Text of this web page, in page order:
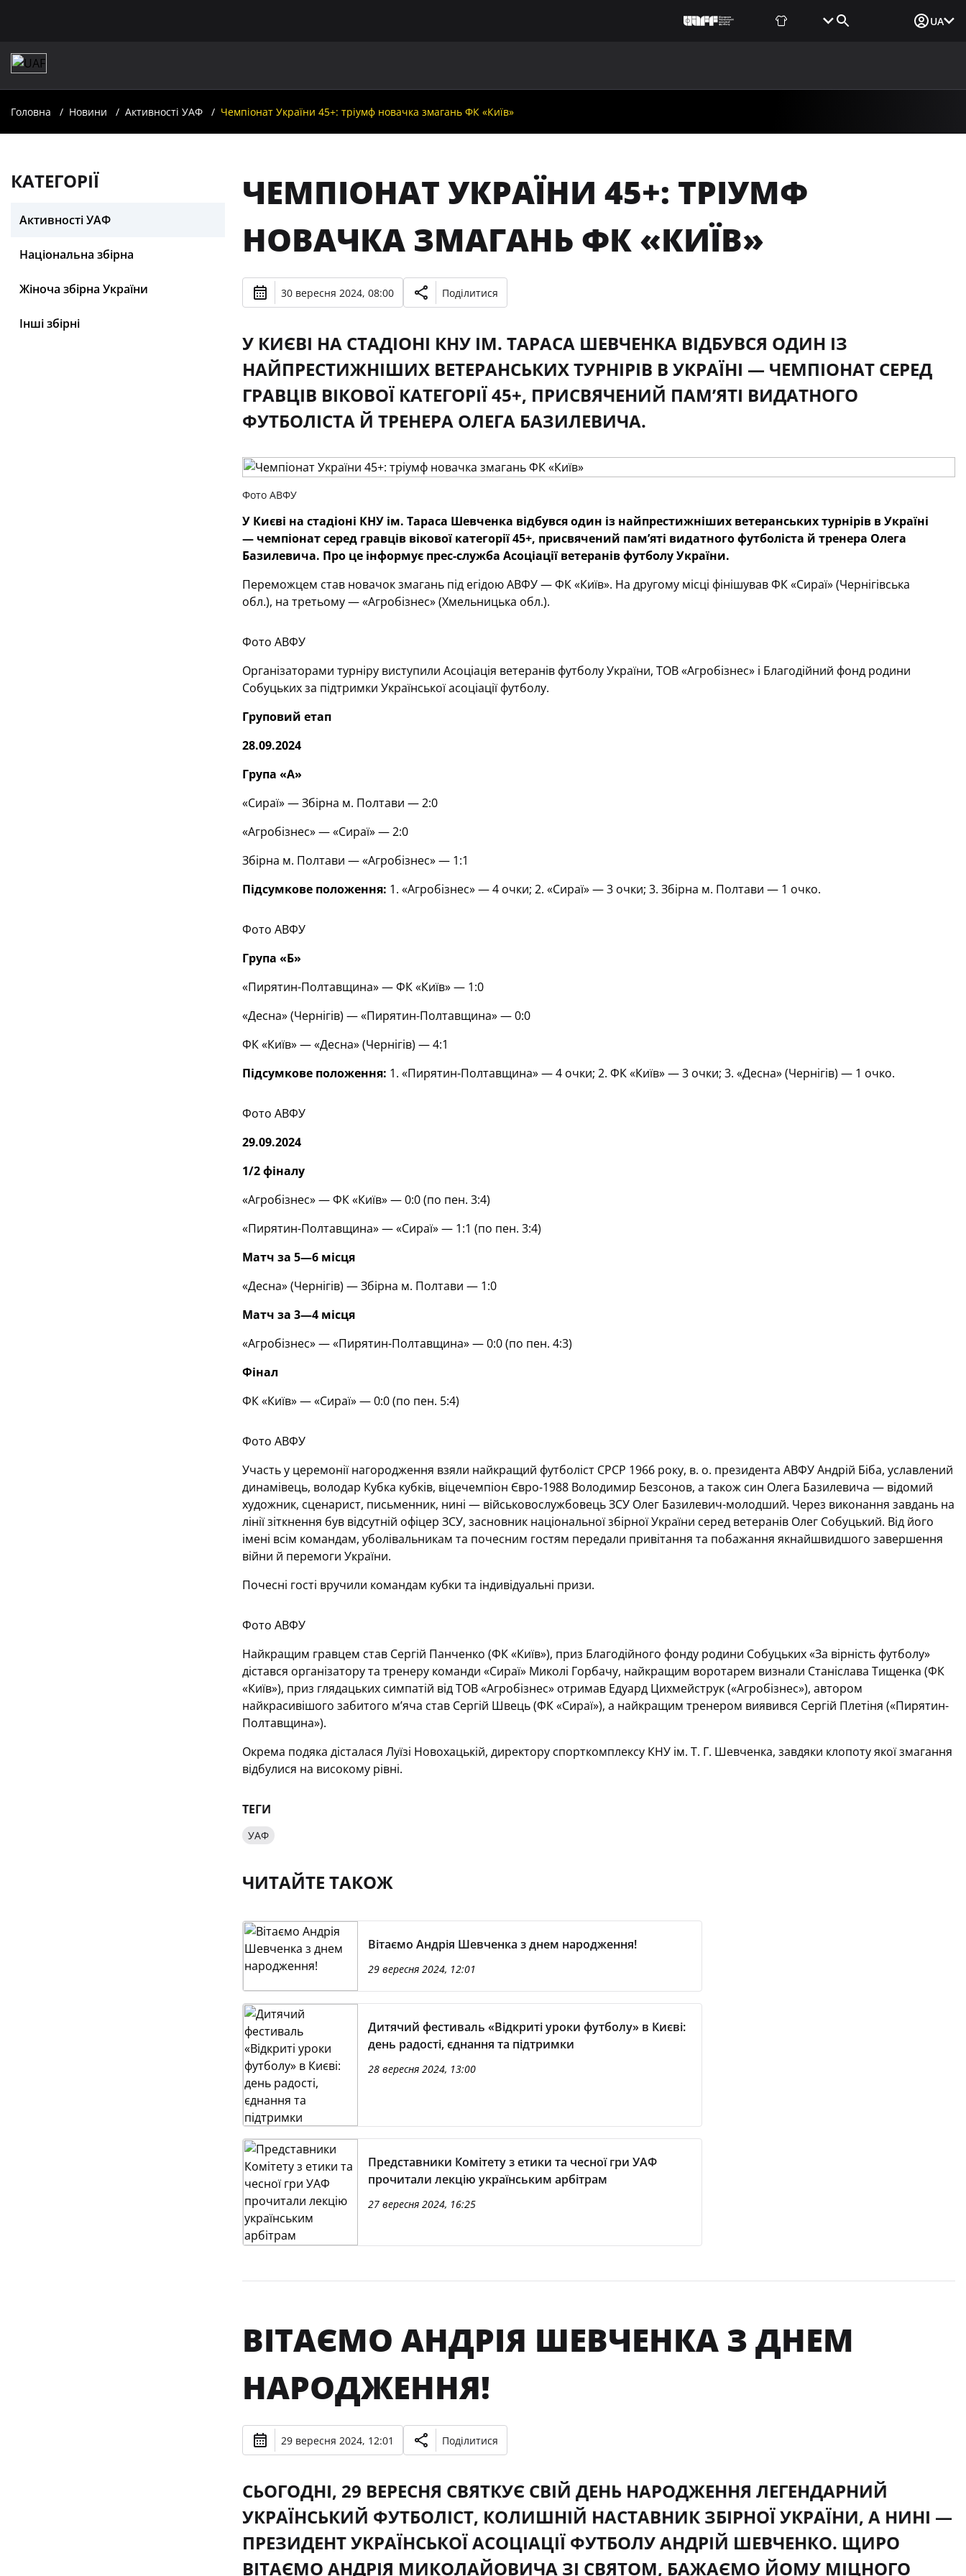
UA
Головна Новини Активності УАФ Чемпіонат України 45+: тріумф новачка змагань ФК «Київ»
КАТЕГОРІЇ
Активності УАФ
Національна збірна
Жіноча збірна України
Інші збірні
ЧЕМПІОНАТ УКРАЇНИ 45+: ТРІУМФ
НОВАЧКА ЗМАГАНЬ ФК «КИЇВ»
30 вересня 2024, 08:00 Поділитися
У КИЄВІ НА СТАДІОНІ КНУ ІМ. ТАРАСА ШЕВЧЕНКА ВІДБУВСЯ ОДИН ІЗ
НАЙПРЕСТИЖНІШИХ ВЕТЕРАНСЬКИХ ТУРНІРІВ В УКРАЇНІ — ЧЕМПІОНАТ СЕРЕД
ГРАВЦІВ ВІКОВОЇ КАТЕГОРІЇ 45+, ПРИСВЯЧЕНИЙ ПАМ’ЯТІ ВИДАТНОГО
ФУТБОЛІСТА Й ТРЕНЕРА ОЛЕГА БАЗИЛЕВИЧА.
Фото АВФУ
У Києві на стадіоні КНУ ім. Тараса Шевченка відбувся один із найпрестижніших ветеранських турнірів в Україні
— чемпіонат серед гравців вікової категорії 45+, присвячений пам’яті видатного футболіста й тренера Олега
Базилевича. Про це інформує прес-служба Асоціації ветеранів футболу України.
Переможцем став новачок змагань під егідою АВФУ — ФК «Київ». На другому місці фінішував ФК «Сираї» (Чернігівська
обл.), на третьому — «Агробізнес» (Хмельницька обл.).
Фото АВФУ
Організаторами турніру виступили Асоціація ветеранів футболу України, ТОВ «Агробізнес» і Благодійний фонд родини
Собуцьких за підтримки Української асоціації футболу.
Груповий етап
28.09.2024
Група «А»
«Сираї» — Збірна м. Полтави — 2:0
«Агробізнес» — «Сираї» — 2:0
Збірна м. Полтави — «Агробізнес» — 1:1
Підсумкове положення: 1. «Агробізнес» — 4 очки; 2. «Сираї» — 3 очки; 3. Збірна м. Полтави — 1 очко.
Фото АВФУ
Група «Б»
«Пирятин-Полтавщина» — ФК «Київ» — 1:0
«Десна» (Чернігів) — «Пирятин-Полтавщина» — 0:0
ФК «Київ» — «Десна» (Чернігів) — 4:1
Підсумкове положення: 1. «Пирятин-Полтавщина» — 4 очки; 2. ФК «Київ» — 3 очки; 3. «Десна» (Чернігів) — 1 очко.
Фото АВФУ
29.09.2024
1/2 фіналу
«Агробізнес» — ФК «Київ» — 0:0 (по пен. 3:4)
«Пирятин-Полтавщина» — «Сираї» — 1:1 (по пен. 3:4)
Матч за 5—6 місця
«Десна» (Чернігів) — Збірна м. Полтави — 1:0
Матч за 3—4 місця
«Агробізнес» — «Пирятин-Полтавщина» — 0:0 (по пен. 4:3)
Фінал
ФК «Київ» — «Сираї» — 0:0 (по пен. 5:4)
Фото АВФУ
Участь у церемонії нагородження взяли найкращий футболіст СРСР 1966 року, в. о. президента АВФУ Андрій Біба, уславлений
динамівець, володар Кубка кубків, віцечемпіон Євро-1988 Володимир Безсонов, а також син Олега Базилевича — відомий
художник, сценарист, письменник, нині — військовослужбовець ЗСУ Олег Базилевич-молодший. Через виконання завдань на
лінії зіткнення був відсутній офіцер ЗСУ, засновник національної збірної України серед ветеранів Олег Собуцький. Від його
імені всім командам, уболівальникам та почесним гостям передали привітання та побажання якнайшвидшого завершення
війни й перемоги України.
Почесні гості вручили командам кубки та індивідуальні призи.
Фото АВФУ
Найкращим гравцем став Сергій Панченко (ФК «Київ»), приз Благодійного фонду родини Собуцьких «За вірність футболу»
дістався організатору та тренеру команди «Сираї» Миколі Горбачу, найкращим воротарем визнали Станіслава Тищенка (ФК
«Київ»), приз глядацьких симпатій від ТОВ «Агробізнес» отримав Едуард Цихмейструк («Агробізнес»), автором
найкрасивішого забитого м’яча став Сергій Швець (ФК «Сираї»), а найкращим тренером виявився Сергій Плетіня («Пирятин-
Полтавщина»).
Окрема подяка дісталася Луїзі Новохацькій, директору спорткомплексу КНУ ім. Т. Г. Шевченка, завдяки клопоту якої змагання
відбулися на високому рівні.
ТЕГИ
УАФ
ЧИТАЙТЕ ТАКОЖ
Вітаємо Андрія Шевченка з днем народження!
29 вересня 2024, 12:01
Дитячий фестиваль «Відкриті уроки футболу» в Києві:
день радості, єднання та підтримки
28 вересня 2024, 13:00
Представники Комітету з етики та чесної гри УАФ
прочитали лекцію українським арбітрам
27 вересня 2024, 16:25
ВІТАЄМО АНДРІЯ ШЕВЧЕНКА З ДНЕМ
НАРОДЖЕННЯ!
29 вересня 2024, 12:01 Поділитися
СЬОГОДНІ, 29 ВЕРЕСНЯ СВЯТКУЄ СВІЙ ДЕНЬ НАРОДЖЕННЯ ЛЕГЕНДАРНИЙ
УКРАЇНСЬКИЙ ФУТБОЛІСТ, КОЛИШНІЙ НАСТАВНИК ЗБІРНОЇ УКРАЇНИ, А НИНІ —
ПРЕЗИДЕНТ УКРАЇНСЬКОЇ АСОЦІАЦІЇ ФУТБОЛУ АНДРІЙ ШЕВЧЕНКО. ЩИРО
ВІТАЄМО АНДРІЯ МИКОЛАЙОВИЧА ЗІ СВЯТОМ, БАЖАЄМО ЙОМУ МІЦНОГО